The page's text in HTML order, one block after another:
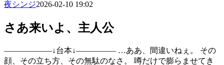
夜シンジ2026-02-10 19:02
さあ来いよ、主人公
――――――↓台本↓――――― …ああ、間違いねぇ。 その
顔、その立ち方、その無駄のなさ。 噂だけで膨らませてき